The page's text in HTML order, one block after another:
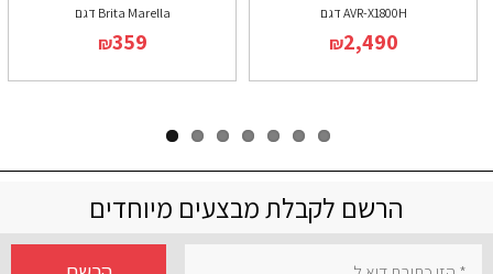
דגם Brita Marella
₪359
דגם AVR-X1800H
₪2,490
הרשם לקבלת מבצעים מיוחדים